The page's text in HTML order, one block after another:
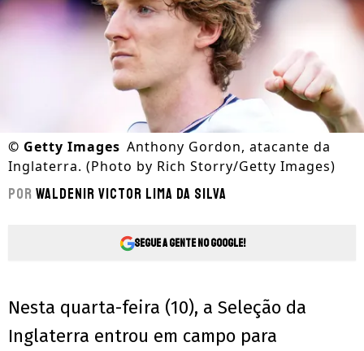
© Getty Images Anthony Gordon, atacante da
Inglaterra. (Photo by Rich Storry/Getty Images)
Por Waldenir Victor Lima Da Silva
Segue a gente no Google!
Nesta quarta-feira (10), a Seleção da
Inglaterra entrou em campo para